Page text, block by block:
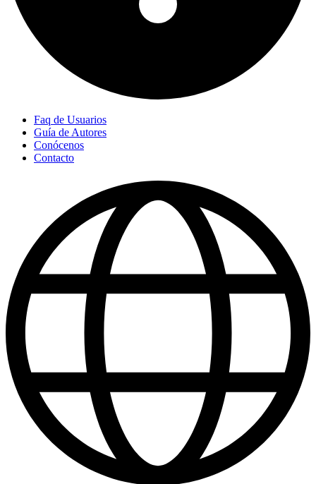
Faq de Usuarios
Guía de Autores
Conócenos
Contacto